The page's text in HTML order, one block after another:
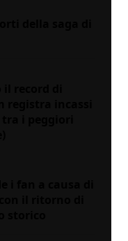
della saga di
record di
incassi
i fan a causa di
il ritorno di